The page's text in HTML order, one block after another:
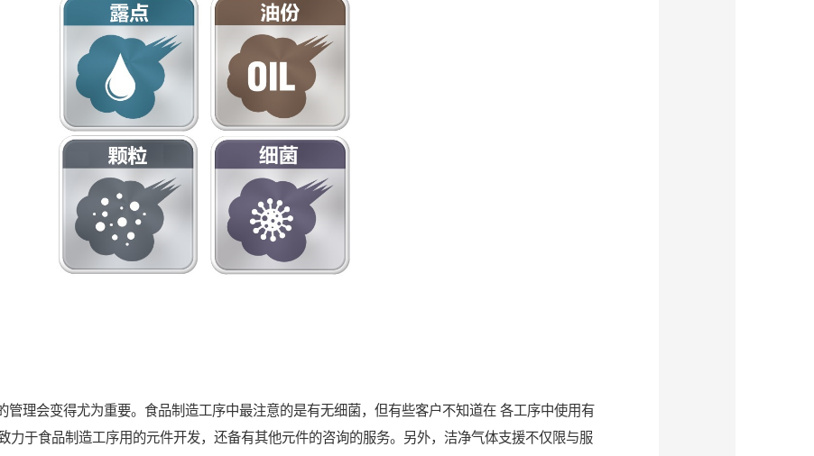
管理会变得尤为重要。食品制造工序中最注意的是有无细菌，但有些客户不知道在 各工序中使用有
力于食品制造工序用的元件开发，还备有其他元件的咨询的服务。另外，洁净气体支援不仅限与服